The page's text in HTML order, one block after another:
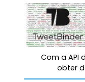
Com a API
obter